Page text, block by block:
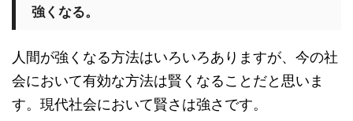
強くなる。
人間が強くなる方法はいろいろありますが、今の社
会において有効な方法は賢くなることだと思いま
す。現代社会において賢さは強さです。